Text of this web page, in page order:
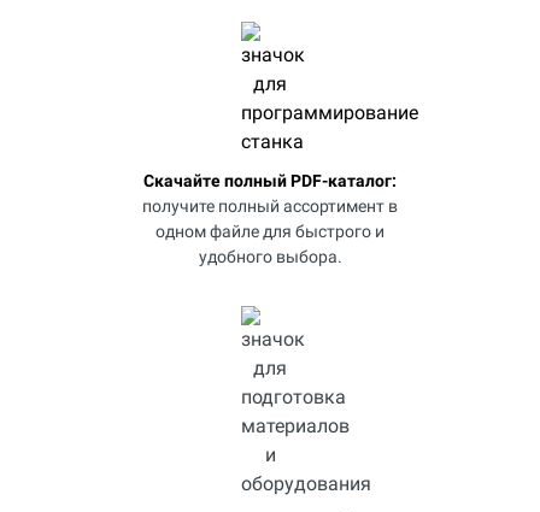
Скачайте полный PDF-каталог:
получите полный ассортимент в
одном файле для быстрого и
удобного выбора.